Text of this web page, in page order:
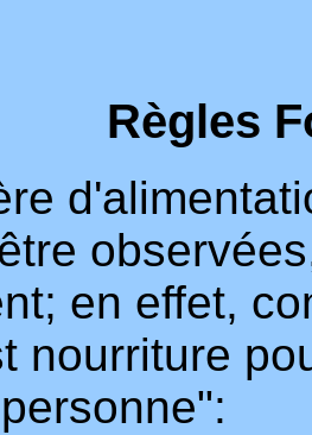
Règles
en effet,
nourriture